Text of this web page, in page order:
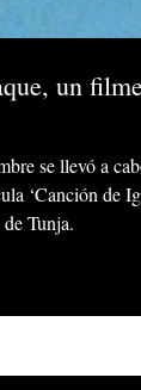
un
se llevó a
‘Canción de
Tunja.